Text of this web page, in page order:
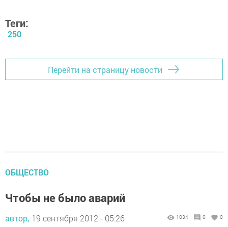
Теги:
250
Перейти на страницу новости
ОБЩЕСТВО
Чтобы не было аварий
автор, 19 сентября 2012 - 05:26 1034 0 0